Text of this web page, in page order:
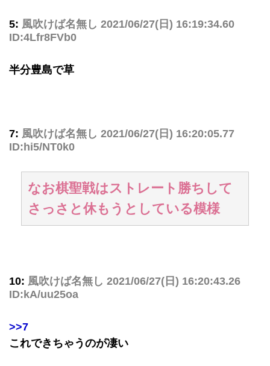
5: 風吹けば名無し 2021/06/27(日) 16:19:34.60
ID:4Lfr8FVb0
半分豊島で草
7: 風吹けば名無し 2021/06/27(日) 16:20:05.77
ID:hi5/NT0k0
なお棋聖戦はストレート勝ちして
さっさと休もうとしている模様
10: 風吹けば名無し 2021/06/27(日) 16:20:43.26
ID:kA/uu25oa
>>7
これできちゃうのが凄い